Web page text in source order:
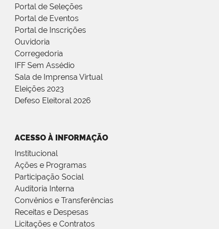
Portal de Seleções
Portal de Eventos
Portal de Inscrições
Ouvidoria
Corregedoria
IFF Sem Assédio
Sala de Imprensa Virtual
Eleições 2023
Defeso Eleitoral 2026
ACESSO À INFORMAÇÃO
Institucional
Ações e Programas
Participação Social
Auditoria Interna
Convênios e Transferências
Receitas e Despesas
Licitações e Contratos